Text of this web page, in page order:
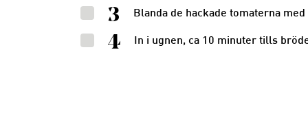
3 Blanda de hackade tomaterna
4 In i ugnen, ca 10 minuter tills